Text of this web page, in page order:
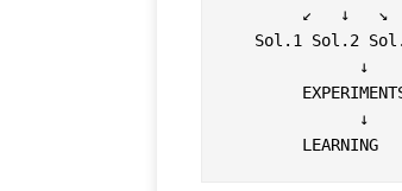
        ↙   ↓   ↘
Sol.1 Sol.2
              ↓
              ↓